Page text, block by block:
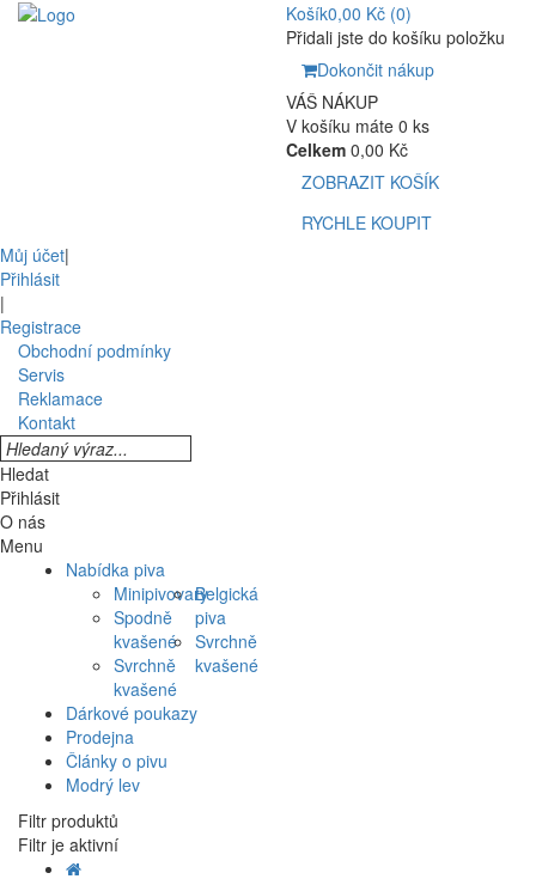
Košík0,00 Kč (0)
Přidali jste do košíku položku
Dokončit nákup
VÁŠ NÁKUP
V košíku máte 0 ks
Celkem 0,00 Kč
ZOBRAZIT KOŠÍK
RYCHLE KOUPIT
Můj účet|
Přihlásit
|
Registrace
Obchodní podmínky
Servis
Reklamace
Kontakt
Hledat
Přihlásit
O nás
Menu
Nabídka piva
Minipivovary
Spodně
kvašené
Svrchně
kvašené
Belgická
piva
Svrchně
kvašené
Dárkové poukazy
Prodejna
Články o pivu
Modrý lev
Filtr produktů
Filtr je aktivní